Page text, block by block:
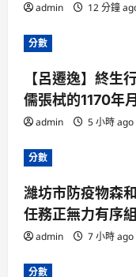
admin 12 分鐘
分數
【呂遷逸】終生
儒張栻的1170年月
admin 5 小時 ago
分數
濰坊市防疫物森
任務正無力有序
admin 7 小時 ago
分數